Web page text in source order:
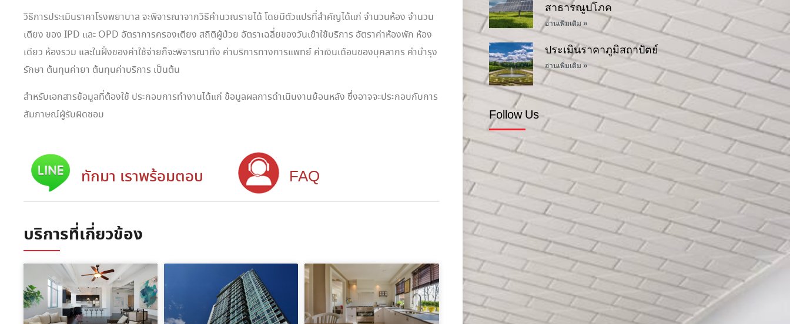
วิธีการประเมินราคาโรงพยาบาล จะพิจารณาจากวิธีคำนวณรายได้ โดยมีตัวแปรที่สำคัญได้แก่ จำนวนห้อง จำนวน
เตียง ของ IPD และ OPD อัตราการครองเตียง สถิติผู้ป่วย อัตราเฉลี่ยของวันเข้าใช้บริการ อัตราค่าห้องพัก ห้อง
เดียว ห้องรวม และในฝั่งของค่าใช้จ่ายก็จะพิจารณาถึง ค่าบริการทางการแพทย์ ค่าเงินเดือนของบุคลากร ค่าบำรุง
รักษา ต้นทุนค่ายา ต้นทุนค่าบริการ เป็นต้น
สำหรับเอกสารข้อมูลที่ต้องใช้ ประกอบการทำงานได้แก่ ข้อมูลผลการดำเนินงานย้อนหลัง ซึ่งอาจจะประกอบกับการ
สัมภาษณ์ผู้รับผิดชอบ
ทักมา เราพร้อมตอบ FAQ
บริการที่เกี่ยวข้อง
สาธารณูปโภค
อ่านเพิ่มเติม »
ประเมินราคาภูมิสถาปัตย์
อ่านเพิ่มเติม »
Follow Us